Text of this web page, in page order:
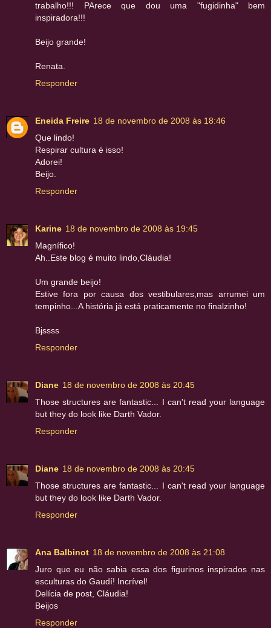
trabalho!!! PArece que dou uma "fugidinha" bem
inspiradora!!!
Beijo grande!
Renata.
Responder
Eneida Freire 18 de novembro de 2008 às 18:46
Que lindo!
Respirar cultura é isso!
Adorei!
Beijo.
Responder
Karine 18 de novembro de 2008 às 19:45
Magnífico!
Ah..Este blog é muito lindo,Cláudia!
Um grande beijo!
Estive fora por causa dos vestibulares,mas arrumei um
tempinho...A história já está praticamente no finalzinho!
Bjssss
Responder
Diane 18 de novembro de 2008 às 20:45
Those structures are fantastic... I can't read your language
but they do look like Darth Vador.
Responder
Diane 18 de novembro de 2008 às 20:45
Those structures are fantastic... I can't read your language
but they do look like Darth Vador.
Responder
Ana Balbinot 18 de novembro de 2008 às 21:08
Juro que eu não sabia essa dos figurinos inspirados nas
esculturas do Gaudí! Incrível!
Delícia de post, Cláudia!
Beijos
Responder